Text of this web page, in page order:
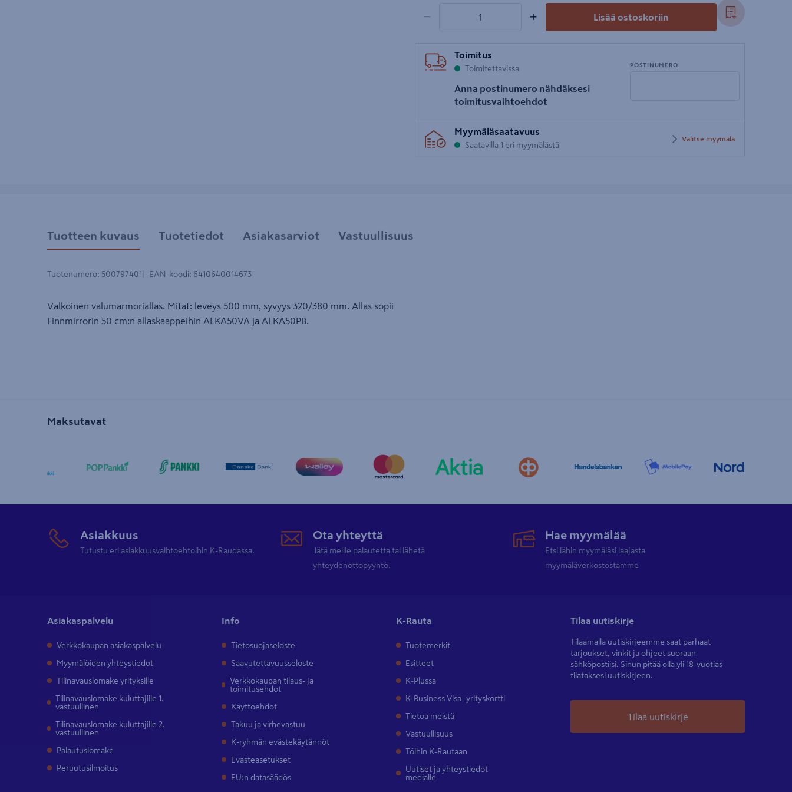
− + Lisää ostoskoriin
Toimitus
Toimitettavissa
Anna postinumero nähdäksesi
toimitusvaihtoehdot
POSTINUMERO
postinumero
Myymäläsaatavuus
Saatavilla 1 eri myymälästä
Valitse myymälä
Tuotteen kuvaus Tuotetiedot Asiakasarviot Vastuullisuus
Tuotenumero: 500797401 EAN-koodi: 6410640014673
Valkoinen valumarmoriallas. Mitat: leveys 500 mm, syvyys 320/380 mm. Allas sopii
Finnmirrorin 50 cm:n allaskaappeihin ALKA50VA ja ALKA50PB.
Maksutavat
Asiakkuus
Tutustu eri asiakkuusvaihtoehtoihin K-Raudassa.
Ota yhteyttä
Jätä meille palautetta tai lähetä
yhteydenottopyyntö.
Hae myymälää
Etsi lähin myymäläsi laajasta
myymäläverkostostamme
Asiakaspalvelu
Verkkokaupan asiakaspalvelu
Myymälöiden yhteystiedot
Tilinavauslomake yrityksille
Tilinavauslomake kuluttajille 1.
vastuullinen
Tilinavauslomake kuluttajille 2.
vastuullinen
Palautuslomake
Peruutusilmoitus
Info
Tietosuojaseloste
Saavutettavuusseloste
Verkkokaupan tilaus- ja
toimitusehdot
Käyttöehdot
Takuu ja virhevastuu
K-ryhmän evästekäytännöt
Evästeasetukset
EU:n datasäädös
K-Rauta
Tuotemerkit
Esitteet
K-Plussa
K-Business Visa -yrityskortti
Tietoa meistä
Vastuullisuus
Töihin K-Rautaan
Uutiset ja yhteystiedot
medialle
Tilaa uutiskirje
Tilaamalla uutiskirjeemme saat parhaat
tarjoukset, vinkit ja ohjeet suoraan
sähköpostiisi. Sinun pitää olla yli 18-vuotias
tilataksesi uutiskirjeen.
Tilaa uutiskirje